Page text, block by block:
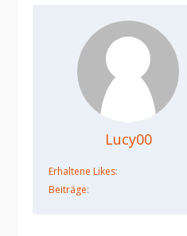
Lucy00
Erhaltene Likes
Beiträge